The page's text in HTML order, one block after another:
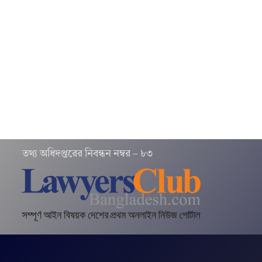
তথ‌্য অ‌ধিদপ্ত‌রের নিবন্ধন নম্বর – ৮৩